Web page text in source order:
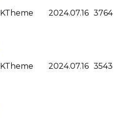
KTheme 2024.07.16 3764
KTheme 2024.07.16 3543